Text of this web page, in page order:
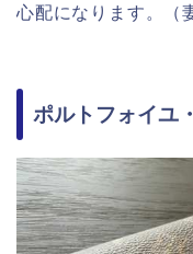
心配になります。（
ポルトフォイユ